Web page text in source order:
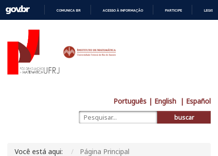
COMUNICA BR ACESSO À INFORMAÇÃO PARTICIPE
Português | English | Español
buscar
Você está aqui: Página Principal